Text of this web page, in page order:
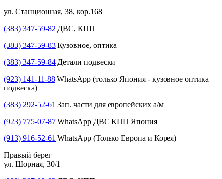
ул. Станционная, 38, кор.168
(383) 347-59-82 ДВС, КПП
(383) 347-59-83 Кузовное, оптика
(383) 347-59-84 Детали подвески
(923) 141-11-88 WhatsApp (только Япония - кузовное оптика
подвеска)
(383) 292-52-61 Зап. части для европейских а/м
(923) 775-07-87 WhatsApp ДВС КПП Япония
(913) 916-52-61 WhatsApp (Только Европа и Корея)
Правый берег
ул. Шорная, 30/1